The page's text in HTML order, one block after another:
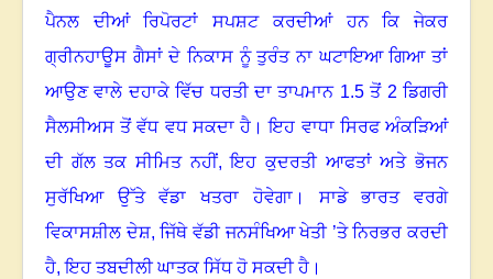
ਪੈਨਲ ਦੀਆਂ ਰਿਪੋਰਟਾਂ ਸਪਸ਼ਟ ਕਰਦੀਆਂ ਹਨ ਕਿ ਜੇਕਰ
ਗ੍ਰੀਨਹਾਊਸ ਗੈਸਾਂ ਦੇ ਨਿਕਾਸ ਨੂੰ ਤੁਰੰਤ ਨਾ ਘਟਾਇਆ ਗਿਆ ਤਾਂ
ਆਉਣ ਵਾਲੇ ਦਹਾਕੇ ਵਿੱਚ ਧਰਤੀ ਦਾ ਤਾਪਮਾਨ 1.5ਤੋਂ 2 ਡਿਗਰੀ
ਸੈਲਸੀਅਸ ਤੋਂ ਵੱਧ ਵਧ ਸਕਦਾ ਹੈ ।ਇਹ ਵਾਧਾ ਸਿਰਫ ਅੰਕੜਿਆਂ
ਦੀ ਗੱਲ ਤਕ ਸੀਮਿਤ ਨਹੀਂ,ਇਹ ਕੁਦਰਤੀ ਆਫਤਾਂ ਅਤੇ ਭੋਜਨ
ਸੁਰੱਖਿਆ ਉੱਤੇ ਵੱਡਾ ਖਤਰਾ ਹੋਵੇਗਾ। ਸਾਡੇ ਭਾਰਤ ਵਰਗੇ
ਵਿਕਾਸਸ਼ੀਲ ਦੇਸ਼,ਜਿੱਥੇ ਵੱਡੀ ਜਨਸੰਖਿਆ ਖੇਤੀ ’ਤੇ ਨਿਰਭਰ ਕਰਦੀ
ਹੈ,ਇਹ ਤਬਦੀਲੀ ਘਾਤਕ ਸਿੱਧ ਹੋ ਸਕਦੀ ਹੈ ।